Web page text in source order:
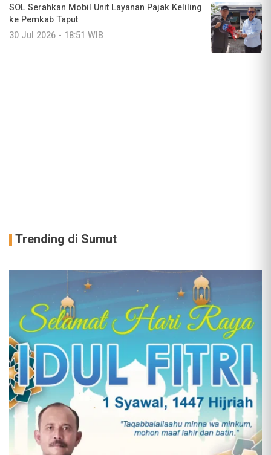
SOL Serahkan Mobil Unit Layanan Pajak Keliling
ke Pemkab Taput
30 Jul 2026 - 18:51 WIB
Trending di Sumut